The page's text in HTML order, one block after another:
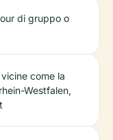
di gruppo o
come la
Westfalen,